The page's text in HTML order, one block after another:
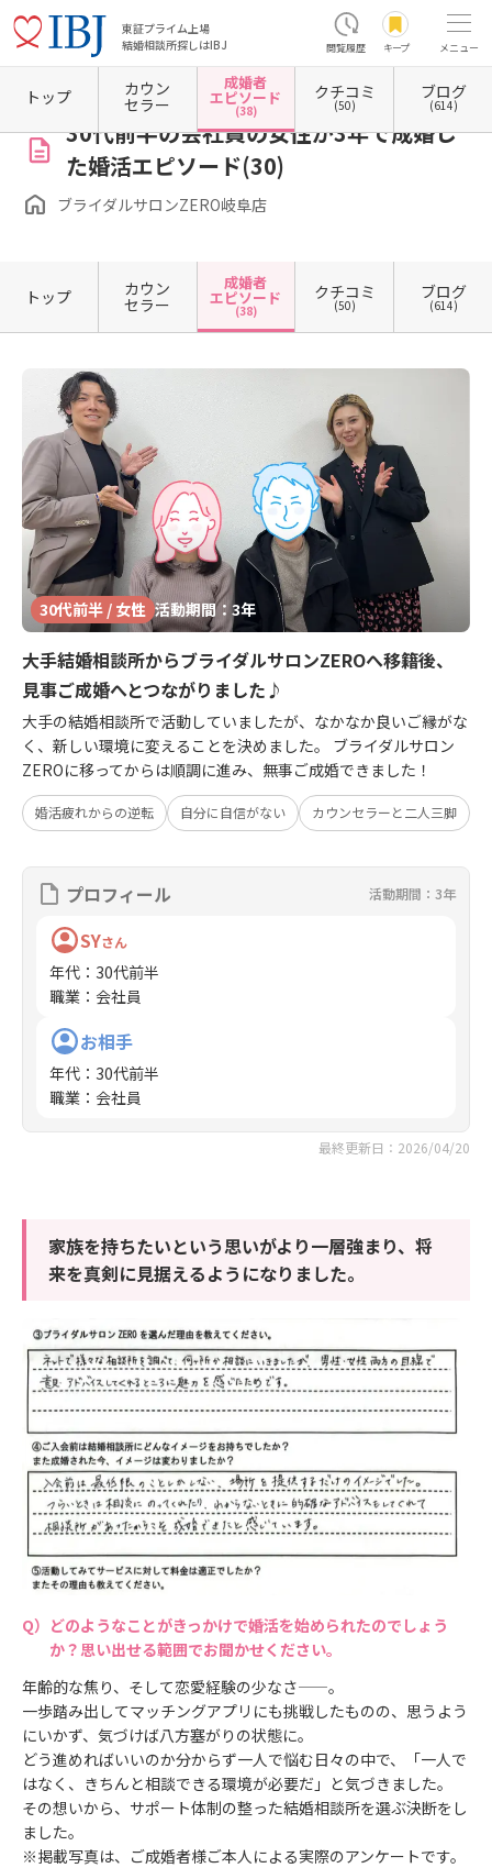
東証プライム上場
結婚相談所探しはIBJ
閲覧履歴 キープ メニュー
ホーム 岐阜県の結婚相談所 岐阜県岐阜市 ブライダルサロンZERO岐阜店 成婚者エピ
30代前半の会社員の女性が3年で成婚し
た婚活エピソード(30)
ブライダルサロンZERO岐阜店
トップ カウン
セラー
成婚者
エピソード
(38)
クチコミ
(50)
ブログ
(614)
トップ カウン
セラー
成婚者
エピソード
(38)
クチコミ
(50)
ブログ
(614)
30代前半 / 女性 活動期間：3年
大手結婚相談所からブライダルサロンZEROへ移籍後、
見事ご成婚へとつながりました♪
大手の結婚相談所で活動していましたが、なかなか良いご縁がな
く、新しい環境に変えることを決めました。 ブライダルサロン
ZEROに移ってからは順調に進み、無事ご成婚できました！
婚活疲れからの逆転 自分に自信がない カウンセラーと二人三脚
プロフィール 活動期間：3年
SYさん
年代 ： 30代前半
職業 ： 会社員
お相手
年代 ： 30代前半
職業 ： 会社員
最終更新日：2026/04/20
家族を持ちたいという思いがより一層強まり、将
来を真剣に見据えるようになりました。
どのようなことがきっかけで婚活を始められたのでしょう
か？思い出せる範囲でお聞かせください。
年齢的な焦り、そして恋愛経験の少なさ——。
一歩踏み出してマッチングアプリにも挑戦したものの、思うよう
にいかず、気づけば八方塞がりの状態に。
どう進めればいいのか分からず一人で悩む日々の中で、「一人で
はなく、きちんと相談できる環境が必要だ」と気づきました。
その想いから、サポート体制の整った結婚相談所を選ぶ決断をし
ました。
※掲載写真は、ご成婚者様ご本人による実際のアンケートです。